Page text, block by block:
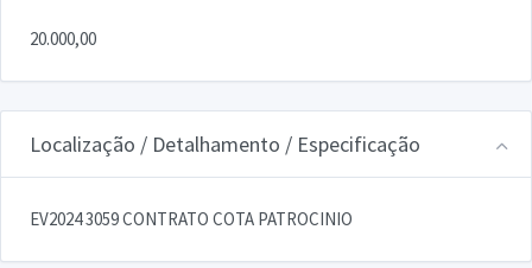
20.000,00
Localização / Detalhamento / Especificação
EV2024 3059 CONTRATO COTA PATROCINIO